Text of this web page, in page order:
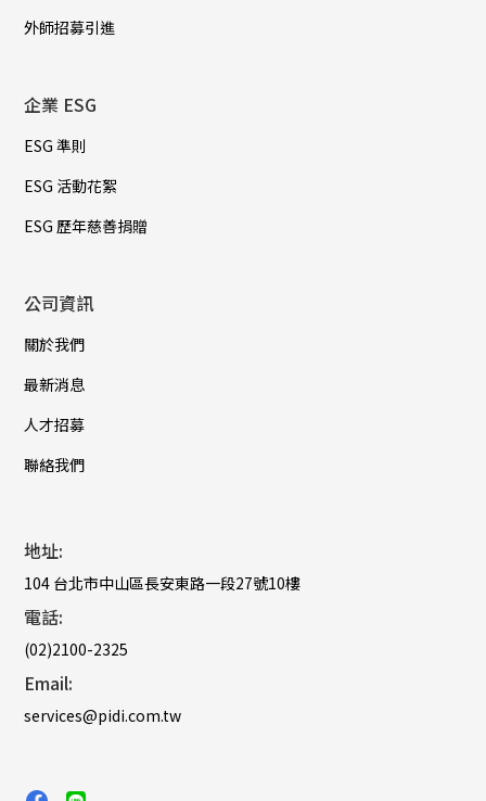
外師招募引進
企業 ESG
ESG 準則
ESG 活動花絮
ESG 歷年慈善捐贈
公司資訊
關於我們
最新消息
人才招募
聯絡我們
地址:
104 台北市中山區長安東路一段27號10樓
電話:
(02)2100-2325
Email:
services@pidi.com.tw